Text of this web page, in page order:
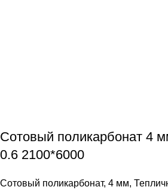
Сотовый поликарбонат 4
0.6 2100*6000
Сотовый поликарбонат, 4 мм,